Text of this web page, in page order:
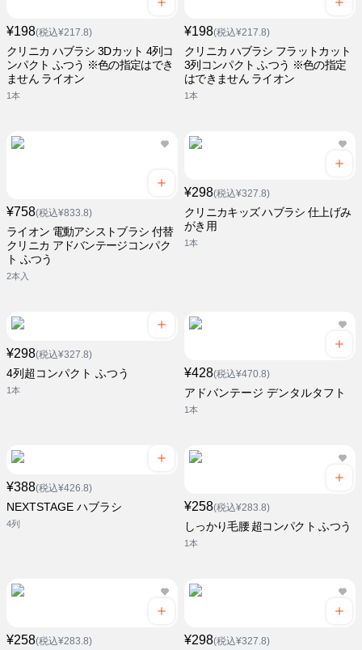
¥198(税込¥217.8)
クリニカ ハブラシ 3Dカット 4列コ
ンパクト ふつう ※色の指定はでき
ません ライオン
1本
¥198(税込¥217.8)
クリニカ ハブラシ フラットカット
3列コンパクト ふつう ※色の指定
はできません ライオン
1本
¥758(税込¥833.8)
ライオン 電動アシストブラシ 付替
クリニカ アドバンテージコンパク
ト ふつう
2本入
¥298(税込¥327.8)
クリニカキッズ ハブラシ 仕上げみ
がき用
1本
¥298(税込¥327.8)
4列超コンパクト ふつう
1本
¥428(税込¥470.8)
アドバンテージ デンタルタフト
1本
¥388(税込¥426.8)
NEXTSTAGE ハブラシ
4列
¥258(税込¥283.8)
しっかり毛腰 超コンパクト ふつう
1本
¥258(税込¥283.8) ¥298(税込¥327.8)